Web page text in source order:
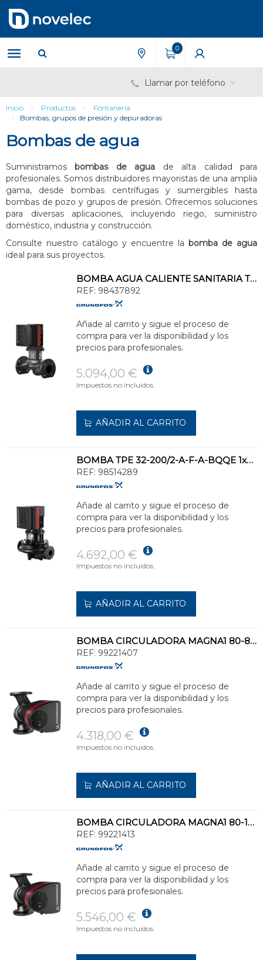
contenido
menú
de
navegación
0
Llamar por teléfono
Inicio Productos
Fontanería
Bombas, grupos de presión y depuradoras
Bombas de agua
Suministramos bombas de agua de alta calidad para
profesionales. Somos distribuidores mayoristas de una amplia
gama, desde bombas centrífugas y sumergibles hasta
bombas de pozo y grupos de presión. Ofrecemos soluciones
para diversas aplicaciones, incluyendo riego, suministro
doméstico, industria y construcción.
Consulte nuestro catálogo y encuentre la bomba de agua
ideal para sus proyectos.
BOMBA AGUA CALIENTE SANITARIA TPE2 50-80-N-A-F-A-BQQE
REF: 98437892
Añade al carrito y sigue el proceso de
compra para ver la disponibilidad y los
precios para profesionales.
5.094,00 €
Impuestos no incluidos.
AÑADIR AL CARRITO
BOMBA TPE 32-200/2-A-F-A-BQQE 1x230 50Hz
REF: 98514289
Añade al carrito y sigue el proceso de
compra para ver la disponibilidad y los
precios para profesionales.
4.692,00 €
Impuestos no incluidos.
AÑADIR AL CARRITO
BOMBA CIRCULADORA MAGNA1 80-80 F 360 1x230V PN6
REF: 99221407
Añade al carrito y sigue el proceso de
compra para ver la disponibilidad y los
precios para profesionales.
4.318,00 €
Impuestos no incluidos.
AÑADIR AL CARRITO
BOMBA CIRCULADORA MAGNA1 80-120 F 360 1x230V PN10
REF: 99221413
Añade al carrito y sigue el proceso de
compra para ver la disponibilidad y los
precios para profesionales.
5.546,00 €
Impuestos no incluidos.